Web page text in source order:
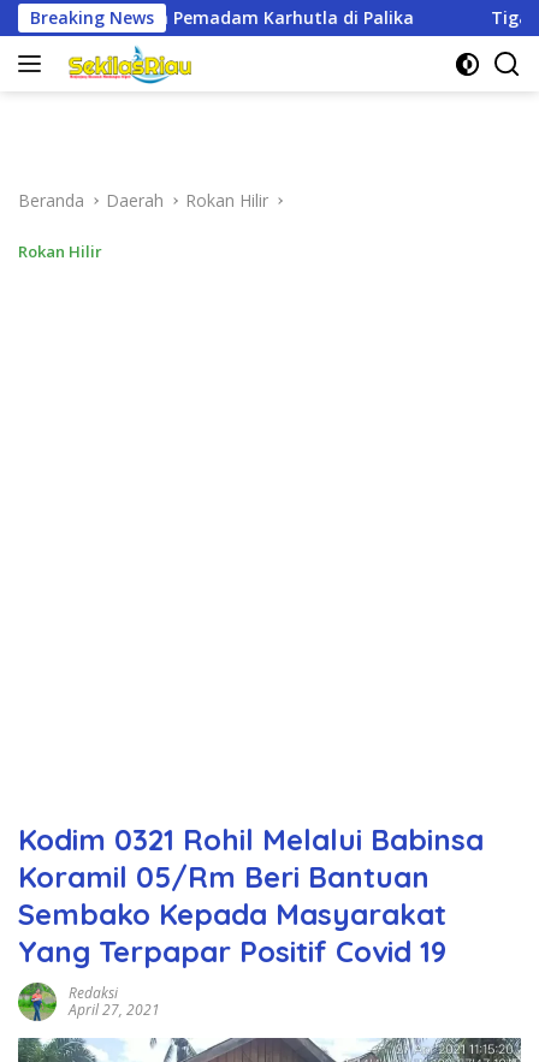
Langsung
ke
konten
Breaking News
di Palika Tiga Perwakilan Citimall Dumai
Beranda Daerah Rokan Hilir
Rokan Hilir
Kodim 0321 Rohil Melalui Babinsa
Koramil 05/Rm Beri Bantuan
Sembako Kepada Masyarakat
Yang Terpapar Positif Covid 19
Redaksi
April 27, 2021